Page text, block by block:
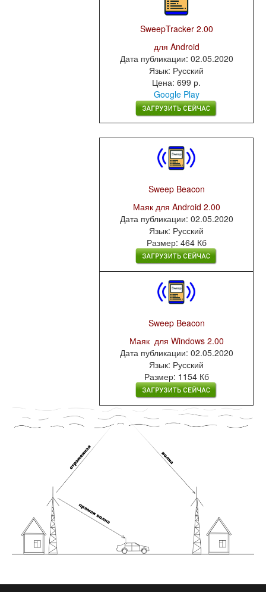
SweepTracker2.00
для Android
Дата публикации: 02.05.2020
Язык: Русский
Цена: 699 р.
Google Play
Sweep Beacon
Маяк для Android 2.00
Дата публикации: 02.05.2020
Язык: Русский
Размер: 464 Кб
Sweep Beacon
Маяк для Windows2.00
Дата публикации: 02.05.2020
Язык: Русский
Размер: 1154 Кб